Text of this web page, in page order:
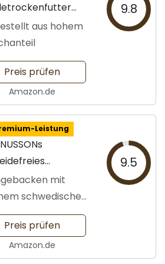
aus hohem
9.8
Preis prüfen
Amazon.de
Leistung
mit
schwedischem
9.5
Preis prüfen
Amazon.de